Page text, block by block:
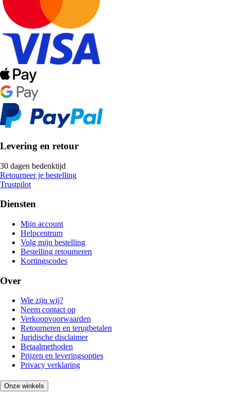
Levering en retour
30 dagen bedenktijd
Retourneer je bestelling
Trustpilot
Diensten
Mijn account
Helpcentrum
Volg mijn bestelling
Bestelling retourneren
Kortingscodes
Over
Wie zijn wij?
Neem contact op
Verkoopvoorwaarden
Retourneren en terugbetalen
Juridische disclaimer
Betaalmethoden
Prijzen en leveringsopties
Privacy verklaring
Onze winkels